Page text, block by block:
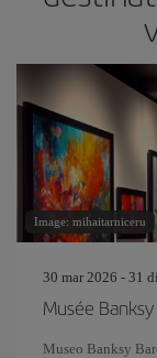
Image: mihaitarniceru
30 mar 2026 - 31
Musée
Museo Banksy